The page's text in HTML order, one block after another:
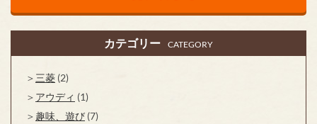
カテゴリー CATEGORY
三菱 (2)
アウディ (1)
趣味、遊び (7)